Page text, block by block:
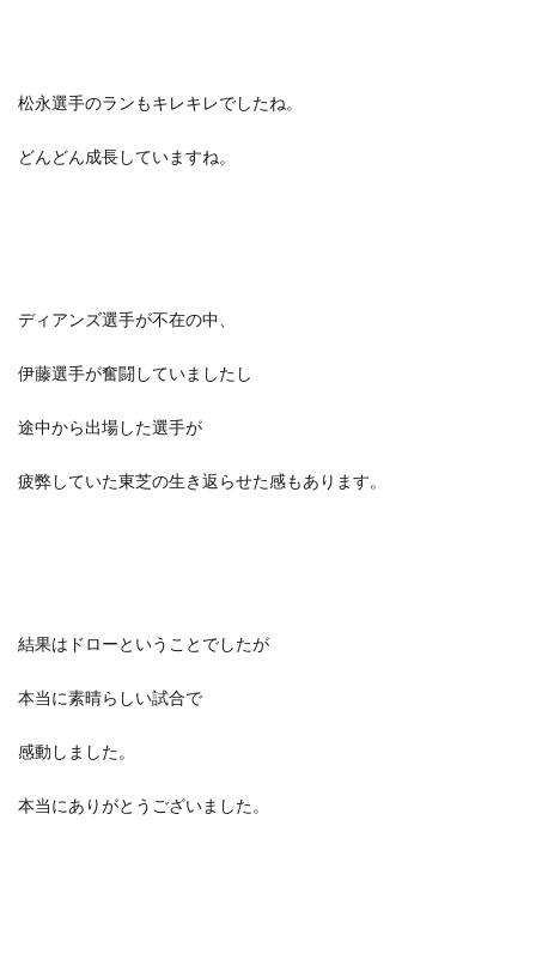
松永選手のランもキレキレでしたね。
どんどん成長していますね。
ディアンズ選手が不在の中、
伊藤選手が奮闘していましたし
途中から出場した選手が
疲弊していた東芝の生き返らせた感もあります。
結果はドローということでしたが
本当に素晴らしい試合で
感動しました。
本当にありがとうございました。